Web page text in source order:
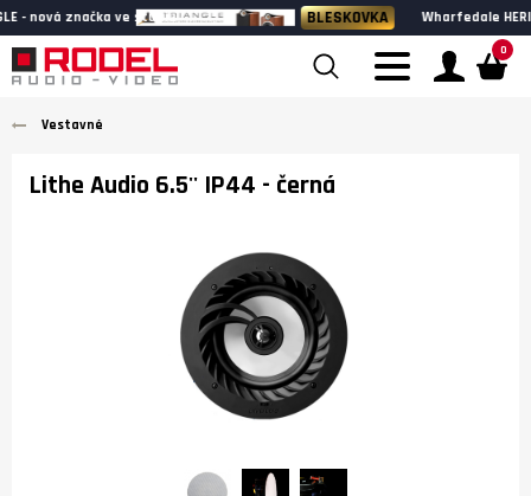
BLESKOVKA Wharfedale HERITAGE - k poslechu v našem showroomu
0
Vestavné
Lithe Audio 6.5'' IP44 - černá